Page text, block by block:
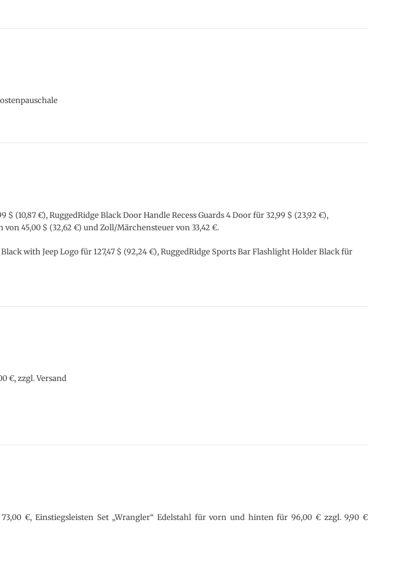
(10,87 €), RuggedRidge Black Door Handle Recess Guards 4 Door für 32,99 $ (23,92 €),
von 45,00 $ (32,62 €) und Zoll/Märchensteuer von 33,42 €.
with Jeep Logo für 127,47 $ (92,24 €), RuggedRidge Sports Bar Flashlight Holder Black für
€, zzgl. Versand
€, Einstiegsleisten Set „Wrangler“ Edelstahl für vorn und hinten für 96,00 € zzgl. 9,90 €